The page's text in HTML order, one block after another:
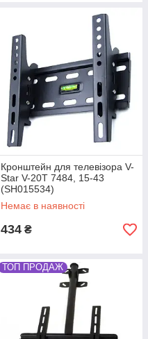
Кронштейн для телевізора V-
Star V-20T 7484, 15-43
(SH015534)
Немає в наявності
434 ₴
ТОП ПРОДАЖ